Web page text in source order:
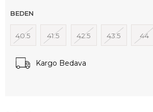
BEDEN
40.5 41.5 42.5 43.5 44
Kargo Bedava